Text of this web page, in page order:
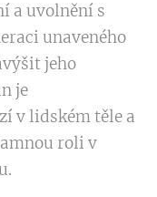
a uvolnění s
unaveného
jeho
je
v lidském těle a
roli v